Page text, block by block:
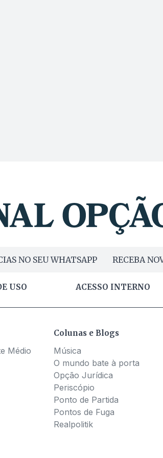
NO SEU WHATSAPP RECEBA
USO ACESSO INTERNO
Médio
Colunas e Blogs
Música
O mundo bate à porta
Opção Jurídica
Periscópio
Ponto de Partida
Pontos de Fuga
Realpolitik